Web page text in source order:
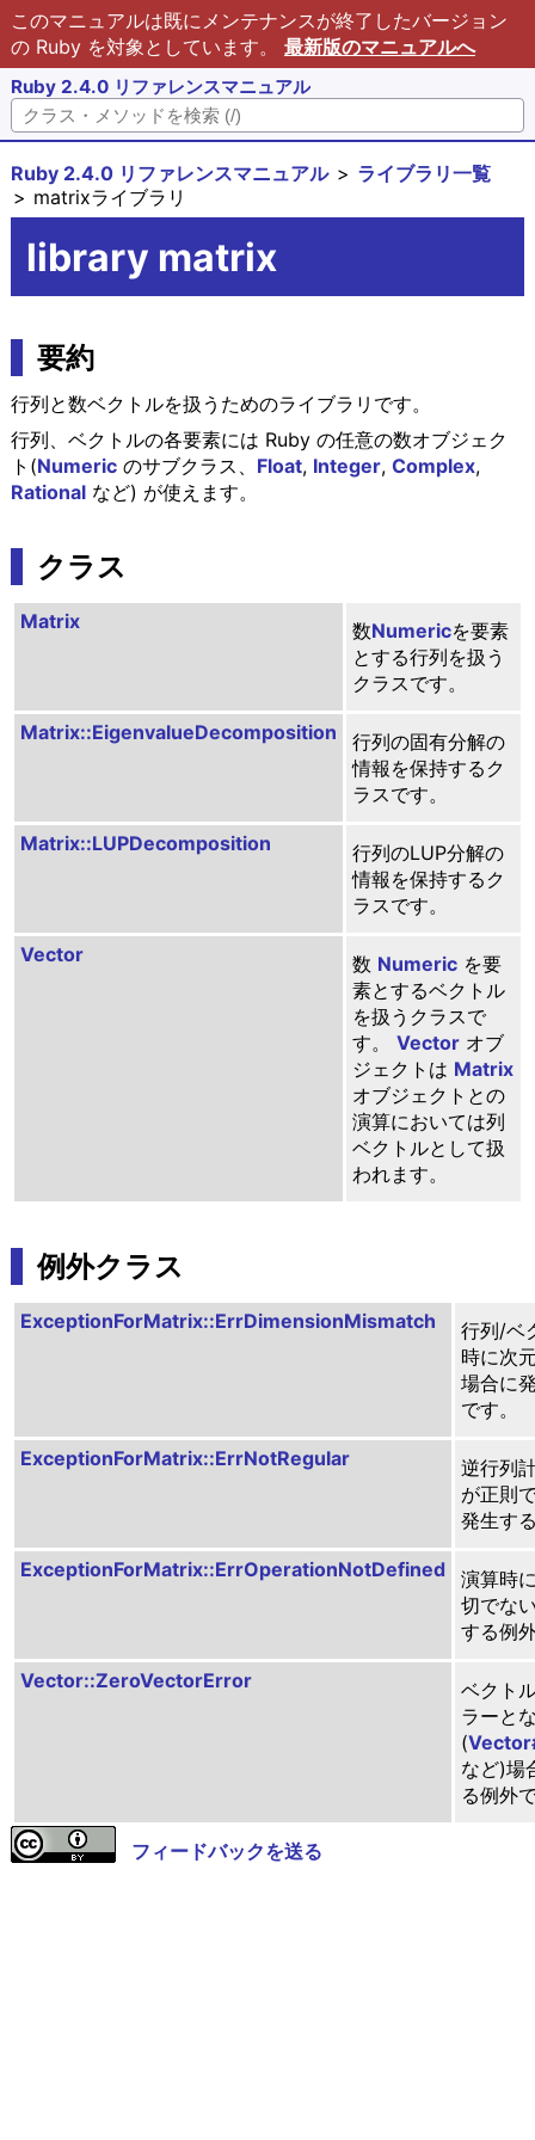
このマニュアルは既にメンテナンスが終了したバージョン
の Ruby を対象としています。 最新版のマニュアルへ
Ruby 2.4.0 リファレンスマニュアル
Ruby 2.4.0 リファレンスマニュアル
ライブラリ一覧
matrixライブラリ
library matrix
要約
行列と数ベクトルを扱うためのライブラリです。
行列、ベクトルの各要素には Ruby の任意の数オブジェク
ト(Numericのサブクラス、 Float, Integer, Complex,
Rationalなど) が使えます。
クラス
Matrix 数Numericを要素
とする行列を扱う
クラスです。
Matrix::EigenvalueDecomposition
行列の固有分解の
情報を保持するク
ラスです。
Matrix::LUPDecomposition
行列のLUP分解の
情報を保持するク
ラスです。
Vector 数 Numericを要
素とするベクトル
を扱うクラスで
す。 Vectorオブ
ジェクトは Matrix
オブジェクトとの
演算においては列
ベクトルとして扱
われます。
例外クラス
ExceptionForMatrix::ErrDimensionMismatch
行列/ベ
時に次
場合に
です。
ExceptionForMatrix::ErrNotRegular
逆行列
が正則
発生す
ExceptionForMatrix::ErrOperationNotDefined
演算時
切でな
する例
Vector::ZeroVectorError
ベクト
ラーと
(
など)場
る例外
フィードバックを送る